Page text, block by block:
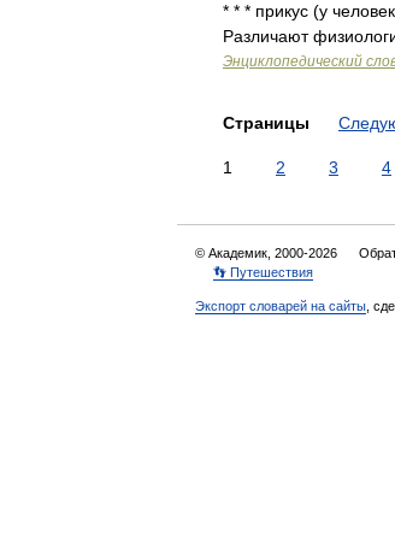
* * * прикус (у
Различают
Энциклопедический
Страницы
1 2 3 4
© Академик, 2000-2026
👣 Путешествия
Экспорт словарей на сайты ,